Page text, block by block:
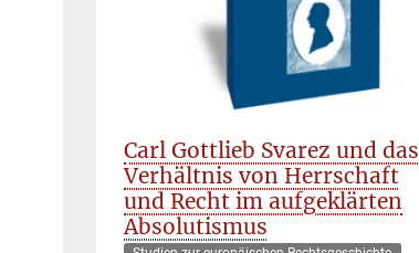
Carl Gottlieb Svarez und das
Verhältnis von Herrschaft
und Recht im aufgeklärten
Absolutismus